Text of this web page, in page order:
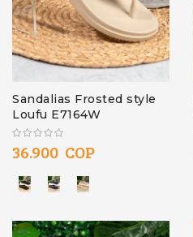
Sandalias Frosted style
Loufu E7164W
36.900 COP